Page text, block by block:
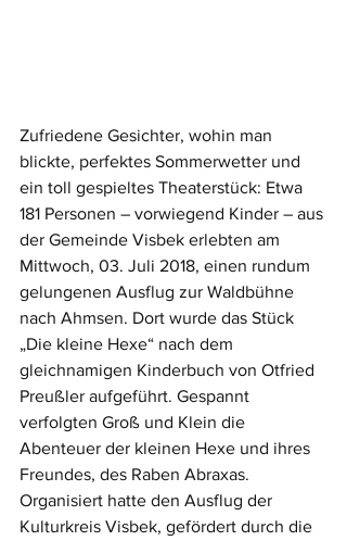
Zufriedene Gesichter, wohin man
blickte, perfektes Sommerwetter und
ein toll gespieltes Theaterstück: Etwa
181 Personen – vorwiegend Kinder – aus
der Gemeinde Visbek erlebten am
Mittwoch, 03. Juli 2018, einen rundum
gelungenen Ausflug zur Waldbühne
nach Ahmsen. Dort wurde das Stück
„Die kleine Hexe“ nach dem
gleichnamigen Kinderbuch von Otfried
Preußler aufgeführt. Gespannt
verfolgten Groß und Klein die
Abenteuer der kleinen Hexe und ihres
Freundes, des Raben Abraxas.
Organisiert hatte den Ausflug der
Kulturkreis Visbek, gefördert durch die